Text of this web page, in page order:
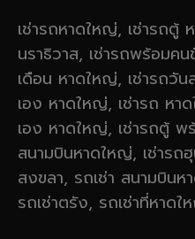
เช่ารถหาดใหญ่, เช่ารถตู้
นราธิวาส, เช่ารถพร้อมค
เดือน หาดใหญ่, เช่ารถวั
เอง หาดใหญ่, เช่ารถ หา
เอง หาดใหญ่, เช่ารถตู้
สนามบินหาดใหญ่, เช่ารถ
สงขลา, รถเช่า สนามบิน
รถเช่าตรัง, รถเช่าที่หาด